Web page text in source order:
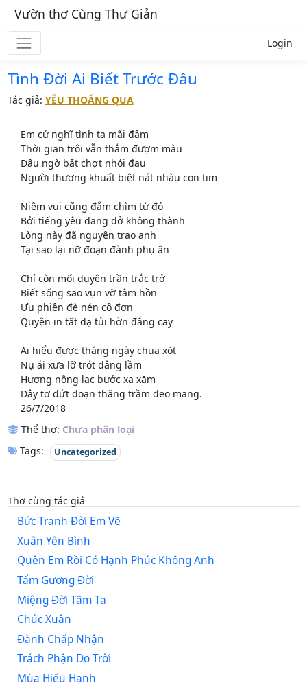
Vườn thơ Cùng Thư Giản
Login
Tình Đời Ai Biết Trước Đâu
Tác giả: YÊU THOÁNG QUA
Em cứ nghĩ tình ta mãi đậm
Thời gian trôi vẫn thắm đượm màu
Đâu ngờ bất chợt nhói đau
Người thương khuất biệt nát nhàu con tim
Niềm vui cũng đắm chìm từ đó
Bởi tiếng yêu dang dở không thành
Lòng này đã nguyện trao anh
Tại sao lại nỡ đoạn đành phụ ân
Chỉ còn mối duyên trần trắc trở
Biết sống sao vụn vỡ tâm hồn
Ưu phiền đè nén cô đơn
Quyện in tất dạ tủi hờn đắng cay
Ai hiểu được tháng ngày chua xót
Nụ ái xưa lỡ trót dâng lầm
Hương nồng lạc bước xa xăm
Dây tơ đứt đoạn thăng trầm đeo mang.
26/7/2018
Thể thơ: Chưa phân loại
Tags:
Uncategorized
Thơ cùng tác giả
Bức Tranh Đời Em Vẽ
Xuân Yên Bình
Quên Em Rồi Có Hạnh Phúc Không Anh
Tấm Gương Đời
Miệng Đời Tâm Ta
Chúc Xuân
Đành Chấp Nhận
Trách Phận Do Trời
Mùa Hiếu Hạnh